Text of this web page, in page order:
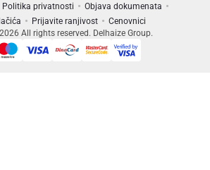
Politika privatnosti
Objava dokumenata
Prijavite ranjivost
Cenovnici
All rights reserved. Delhaize Group.